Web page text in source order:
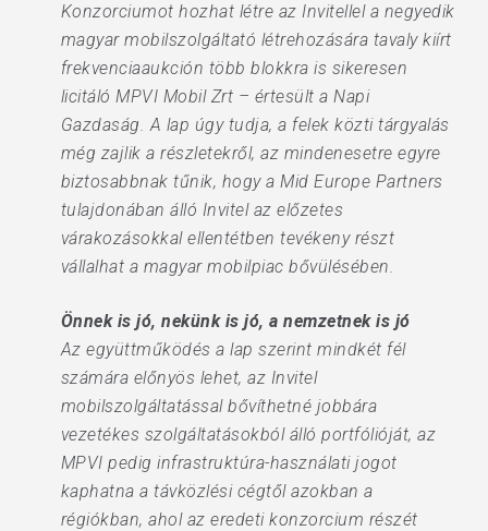
Konzorciumot hozhat létre az Invitellel a negyedik
magyar mobilszolgáltató létrehozására tavaly kiírt
frekvenciaaukción több blokkra is sikeresen
licitáló MPVI Mobil Zrt – értesült a Napi
Gazdaság. A lap úgy tudja, a felek közti tárgyalás
még zajlik a részletekről, az mindenesetre egyre
biztosabbnak tűnik, hogy a Mid Europe Partners
tulajdonában álló Invitel az előzetes
várakozásokkal ellentétben tevékeny részt
vállalhat a magyar mobilpiac bővülésében.
Önnek is jó, nekünk is jó, a nemzetnek is jó
Az együttműködés a lap szerint mindkét fél
számára előnyös lehet, az Invitel
mobilszolgáltatással bővíthetné jobbára
vezetékes szolgáltatásokból álló portfólióját, az
MPVI pedig infrastruktúra-használati jogot
kaphatna a távközlési cégtől azokban a
régiókban, ahol az eredeti konzorcium részét